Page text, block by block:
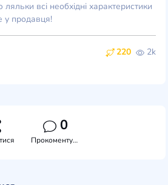
всі необхідні характеристики
у продавця!
220 2k
0
Прокоментувати